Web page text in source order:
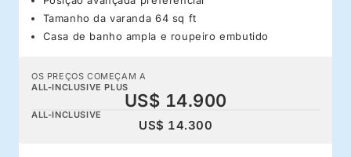
Tamanho da varanda 64 sq ft
Casa de banho ampla e roupeiro embutido
OS PREÇOS COMEÇAM A
ALL-INCLUSIVE PLUS
US$ 14.900
ALL-INCLUSIVE
US$ 14.300